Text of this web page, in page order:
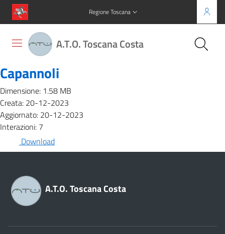
Regione Toscana
A.T.O. Toscana Costa
Capannoli
Dimensione: 1.58 MB
Creata: 20-12-2023
Aggiornato: 20-12-2023
Interazioni: 7
Download
A.T.O. Toscana Costa